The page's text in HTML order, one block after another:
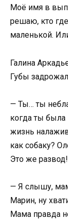
Моё имя в
решаю, кто
маленькой.
Галина
Губы
— Ты… ты
когда ты была
жизнь
как собаку?
Это же развод!
— Я слышу,
Марин, ну
Мама правда